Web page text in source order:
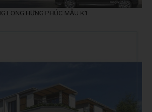
LONG HƯNG PHÚC MẪU K1